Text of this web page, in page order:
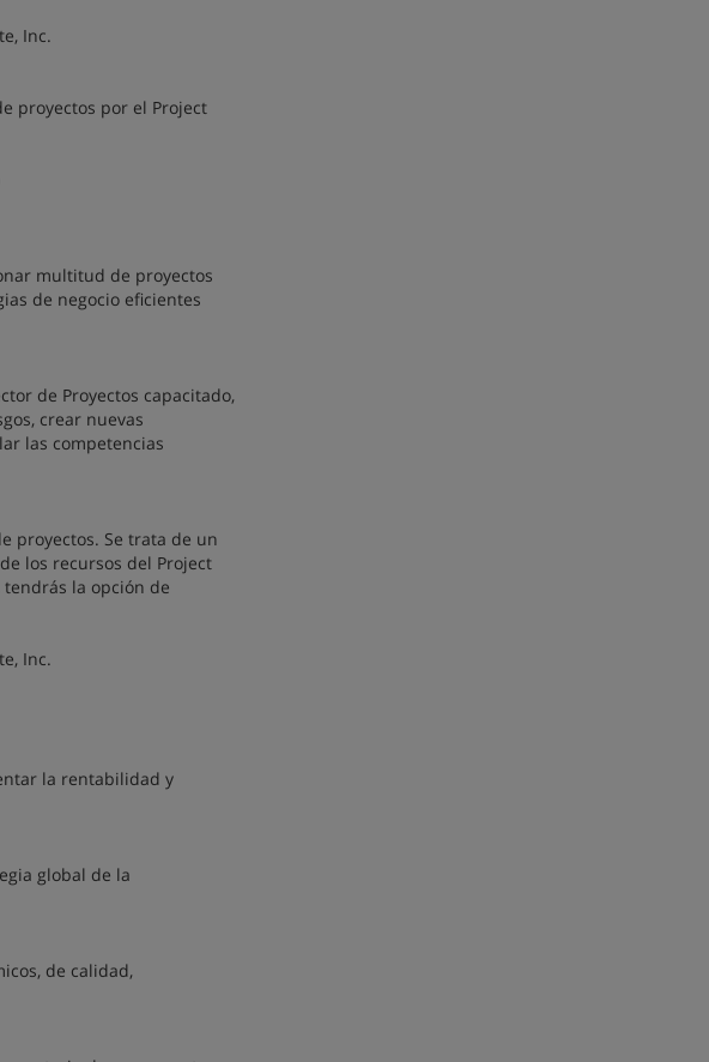
Inc.
proyectos por el Project
multitud de proyectos
de negocio eficientes
de Proyectos capacitado,
crear nuevas
las competencias
proyectos. Se trata de un
los recursos del Project
la opción de
Inc.
la rentabilidad y
global de la
de calidad,